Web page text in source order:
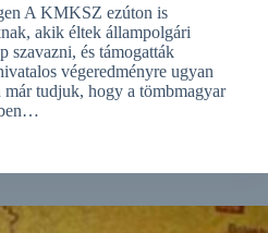
A KMKSZ ezúton is
akik éltek állampolgári
szavazni, és támogatták
végeredményre ugyan
tudjuk, hogy a tömbmagyar